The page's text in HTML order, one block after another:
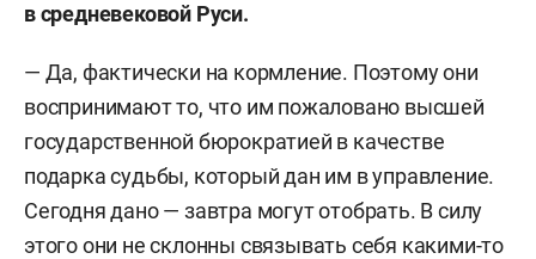
в средневековой Руси.
— Да, фактически на кормление. Поэтому они
воспринимают то, что им пожаловано высшей
государственной бюрократией в качестве
подарка судьбы, который дан им в управление.
Сегодня дано — завтра могут отобрать. В силу
этого они не склонны связывать себя какими-то